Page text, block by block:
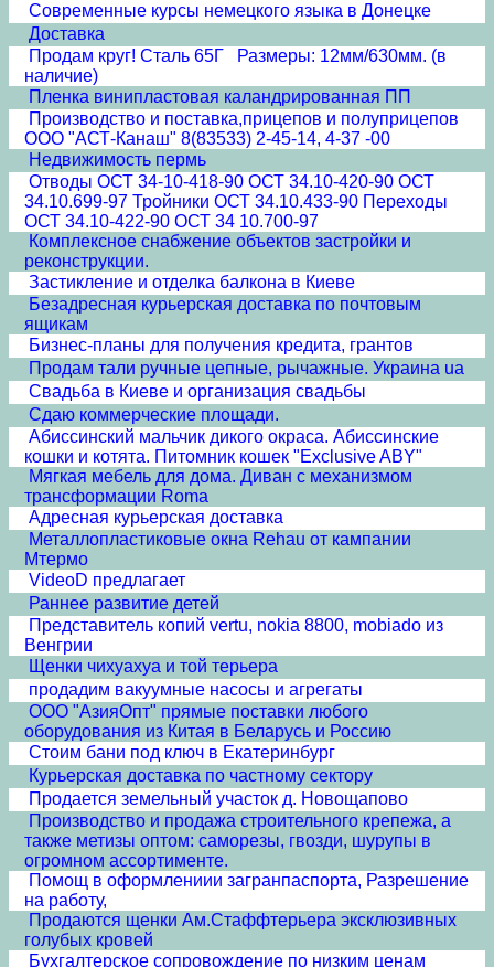
Современные курсы немецкого языка в Донецке
Доставка
Продам круг! Сталь 65Г Размеры: 12мм/630мм. (в
наличие)
Пленка винипластовая каландрированная ПП
Производство и поставка,прицепов и полуприцепов
ООО "АСТ-Канаш" 8(83533) 2-45-14, 4-37 -00
Недвижимость пермь
Отводы ОСТ 34-10-418-90 ОСТ 34.10-420-90 ОСТ
34.10.699-97 Тройники ОСТ 34.10.433-90 Переходы
ОСТ 34.10-422-90 ОСТ 34 10.700-97
Комплексное снабжение объектов застройки и
реконструкции.
Застикление и отделка балкона в Киеве
Безадресная курьерская доставка по почтовым
ящикам
Бизнес-планы для получения кредита, грантов
Продам тали ручные цепные, рычажные. Украина ua
Свадьба в Киеве и организация свадьбы
Сдаю коммерческие площади.
Абиссинский мальчик дикого окраса. Абиссинские
кошки и котята. Питомник кошек "Exclusive ABY"
Мягкая мебель для дома. Диван с механизмом
трансформации Roma
Адресная курьерская доставка
Металлопластиковые окна Rehau от кампании
Мтермо
VideoD предлагает
Раннее развитие детей
Представитель копий vertu, nokia 8800, mobiado из
Венгрии
Щенки чихуахуа и той терьера
продадим вакуумные насосы и агрегаты
ООО "АзияОпт" прямые поставки любого
оборудования из Китая в Беларусь и Россию
Стоим бани под ключ в Екатеринбург
Курьерская доставка по частному сектору
Продается земельный участок д. Новощапово
Производство и продажа строительного крепежа, а
также метизы оптом: саморезы, гвозди, шурупы в
огромном ассортименте.
Помощ в оформлениии загранпаспорта, Разрешение
на работу,
Продаются щенки Ам.Стаффтерьера эксклюзивных
голубых кровей
Бухгалтерское сопровождение по низким ценам